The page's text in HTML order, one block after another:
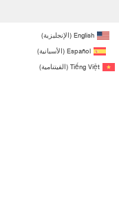
English
(الإنجليزية)
Español
(الأسبانية)
Tiếng Việt
(الفيتنامية)